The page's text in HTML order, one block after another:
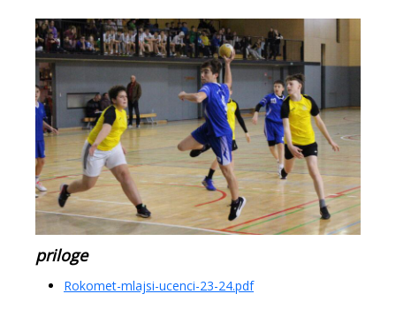
priloge
Rokomet-mlajsi-ucenci-23-24.pdf